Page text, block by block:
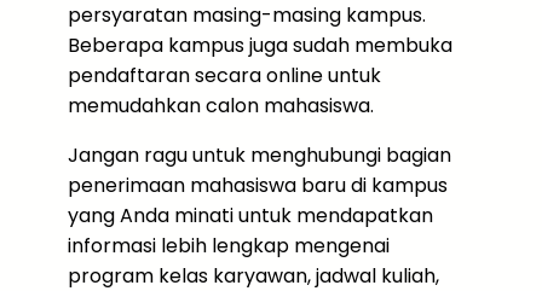
persyaratan masing-masing kampus.
Beberapa kampus juga sudah membuka
pendaftaran secara online untuk
memudahkan calon mahasiswa.
Jangan ragu untuk menghubungi bagian
penerimaan mahasiswa baru di kampus
yang Anda minati untuk mendapatkan
informasi lebih lengkap mengenai
program kelas karyawan, jadwal kuliah,